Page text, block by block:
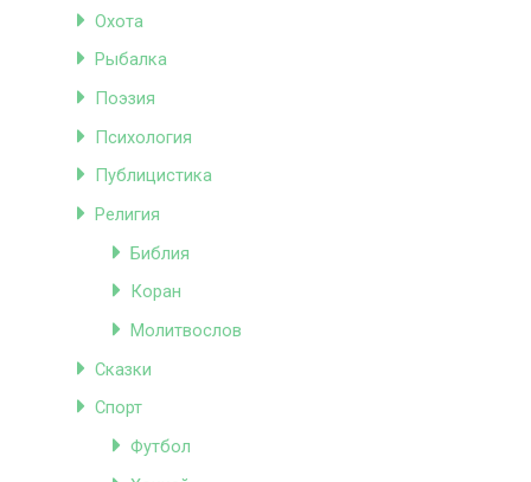
Охота
Рыбалка
Поэзия
Психология
Публицистика
Религия
Библия
Коран
Молитвослов
Сказки
Спорт
Футбол